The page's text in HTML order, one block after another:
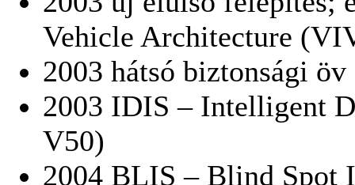
Vehicle Architecture
2003 hátsó biztonsági
2003 IDIS – Intelligent
V50)
2004 BLIS – Blind Spot